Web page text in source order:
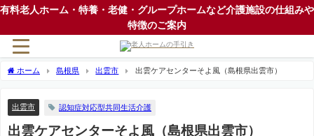
有料老人ホーム・特養・老健・グループホームなど介護施設の仕組みや
特徴のご案内
ホーム 島根県 出雲市 出雲ケアセンターそよ風（島根県出雲市）
出雲市 認知症対応型共同生活介護
出雲ケアセンターそよ風（島根県出雲市）